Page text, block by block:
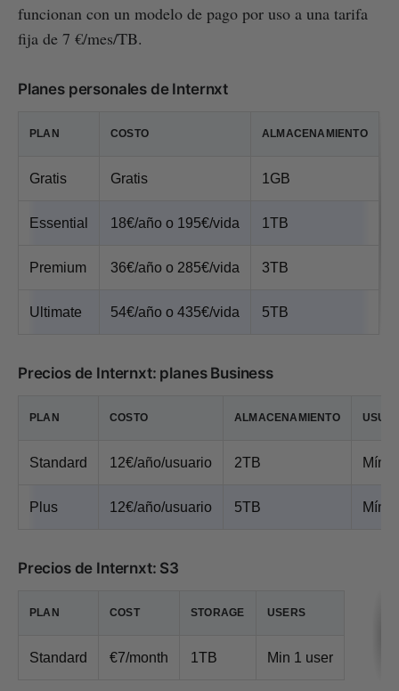
funcionan con un modelo de pago por uso a una tarifa
fija de 7 €/mes/TB.
Planes personales de Internxt
PLAN COSTO ALMACENAMIENTO
Gratis Gratis 1GB
Essential 18€/año o 195€/vida 1TB
Premium 36€/año o 285€/vida 3TB
Ultimate 54€/año o 435€/vida 5TB
Precios de Internxt: planes Business
PLAN COSTO ALMACENAMIENTO
Standard 12€/año/usuario 2TB
Plus 12€/año/usuario 5TB
Precios de Internxt: S3
PLAN COST STORAGE USERS
Standard €7/month 1TB Min 1 user